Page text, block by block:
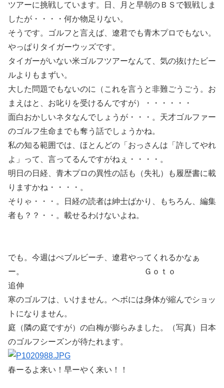
ツアーに挑戦しています。日、月と早朝のＢＳで観戦しま
したが・・・・何か物足りない。
そうです。ゴルフと言えば、遼君でも青木プロでもない。
やっぱりタイガーウッズです。
タイガーがいない米ゴルフツアーなんて、気の抜けたビー
ルよりもまずい。
大した問題でもないのに（これを言うと非難ごうごう。お
まえはと、お叱りを受けるんですが）・・・・・・
面白おかしいネタなんでしょうが・・・。天才ゴルファー
のゴルフ生命までも奪う話でしょうかね。
私の知る範囲では、ほとんどの「おっさんは「許してやれ
よ」って、言ってるんですがねぇ・・・・。
明日の日経、青木プロの異性の話も（失礼）も履歴書に載
りますかね・・・・。
そりゃ・・・。日経の読者は紳士ばかり、もちろん、編集
者も？？・・。載せるわけないよね。
でも。今週はぺブルビーチ、遼君やってくれるかなぁ
ー。 Ｇｏｔｏ
追伸
寒のゴルフは、いけません。ヘボには身体が縮んでショッ
トになりません。
庭（隣の庭ですが）の白梅が膨らみました。（写真）日本
のゴルフシーズンが待たれます。
春ーるよ来い！早ーやく来い！！